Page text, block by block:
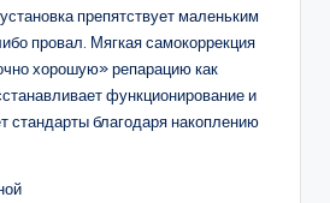
препятствует маленьким
провал. Мягкая самокоррекция
хорошую» репарацию как
функционирование и
стандарты благодаря накоплению